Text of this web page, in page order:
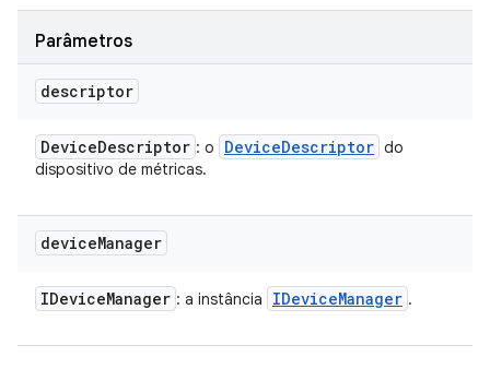
Parâmetros
descriptor
DeviceDescriptor : o DeviceDescriptor do
dispositivo de métricas.
deviceManager
IDeviceManager : a instância IDeviceManager .